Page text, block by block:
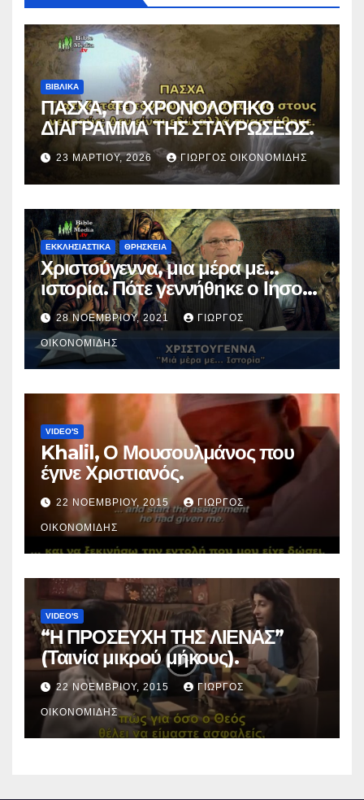
ΒΙΒΛΙΚΑ
ΠΑΣΧΑ, ΤΟ ΧΡΟΝΟΛΟΓΙΚΟ
ΔΙΑΓΡΑΜΜΑ ΤΗΣ ΣΤΑΥΡΩΣΕΩΣ.
23 ΜΑΡΤΊΟΥ, 2026 ΓΙΏΡΓΟΣ ΟΙΚΟΝΟΜΊΔΗΣ
ΕΚΚΛΗΣΙΑΣΤΙΚΑ ΘΡΗΣΚΕΙΑ
Χριστούγεννα, μια μέρα με…
ιστορία. Πότε γεννήθηκε ο Ιησούς
Χριστός; (Βίντεο).
28 ΝΟΕΜΒΡΊΟΥ, 2021 ΓΙΏΡΓΟΣ
ΟΙΚΟΝΟΜΊΔΗΣ
VIDEO'S
Khalil, Ο Μουσουλμάνος που
έγινε Χριστιανός.
22 ΝΟΕΜΒΡΊΟΥ, 2015 ΓΙΏΡΓΟΣ
ΟΙΚΟΝΟΜΊΔΗΣ
VIDEO'S
“Η ΠΡΟΣΕΥΧΗ ΤΗΣ ΛΙΕΝΑΣ”
(Ταινία μικρού μήκους).
22 ΝΟΕΜΒΡΊΟΥ, 2015 ΓΙΏΡΓΟΣ
ΟΙΚΟΝΟΜΊΔΗΣ